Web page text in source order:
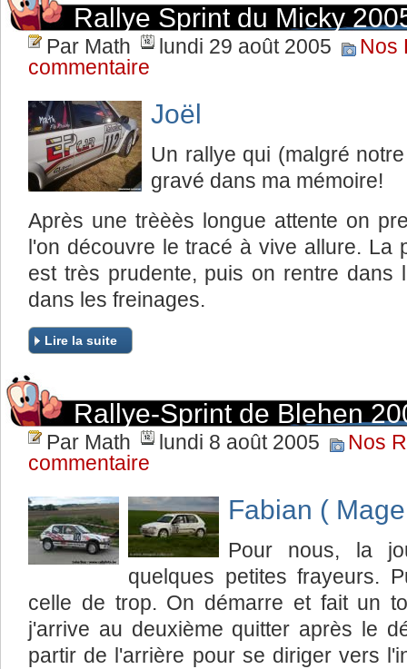
Rallye Sprint du Micky
Par Math lundi 29 août 2005
Nos
commentaire
Joël
Un rallye qui (malgré
gravé dans ma mémoire!
Après une trèèès longue attente on
l'on découvre le tracé à vive allure. La
est très prudente, puis on rentre dans
dans les freinages.
Lire la suite
Rallye-Sprint de Blehen
Par Math lundi 8 août 2005
Nos
commentaire
Fabian (
Pour nous, la
quelques petites frayeurs.
celle de trop. On démarre et fait un
j'arrive au deuxième quitter après le
partir de l'arrière pour se diriger vers